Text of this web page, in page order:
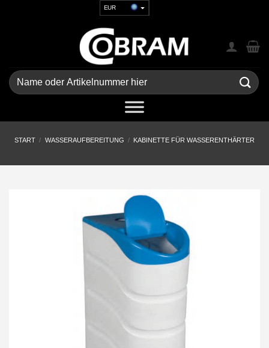
EUR
GBP
CHF
UAH
Suchen
nach:
START / WASSERAUFBEREITUNG / KABINETTE FÜR WASSERENTHÄRTER